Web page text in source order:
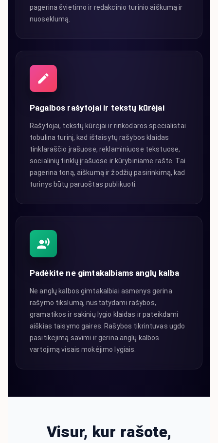
pagerina švietimo ir redakcinio turinio aiškumą ir
nuoseklumą.
Pagalbos rašytojai ir tekstų kūrėjai
Rašytojai, tekstų kūrėjai ir rinkodaros specialistai
tobulina turinį, kad ištaisytų rašybos klaidas
tinklaraščio įrašuose, reklaminiuose tekstuose,
socialinių tinklų įrašuose ir kūrybiniame rašte. Tai
pagerina toną, aiškumą ir žodžių pasirinkimą, kad
turinys būtų paruoštas publikuoti.
Padėkite ne gimtakalbiams anglų kalba
Ne anglų kalbos gimtakalbiai asmenys gerina
rašymo tikslumą, nustatydami rašybos,
gramatikos ir sakinių lygio klaidas ir pateikdami
aiškias taisymo gaires. Rašybos tikrintuvas ugdo
pasitikėjimą savimi ir gerina anglų kalbos
vartojimą visais mokėjimo lygiais.
Visur, kur rašote,